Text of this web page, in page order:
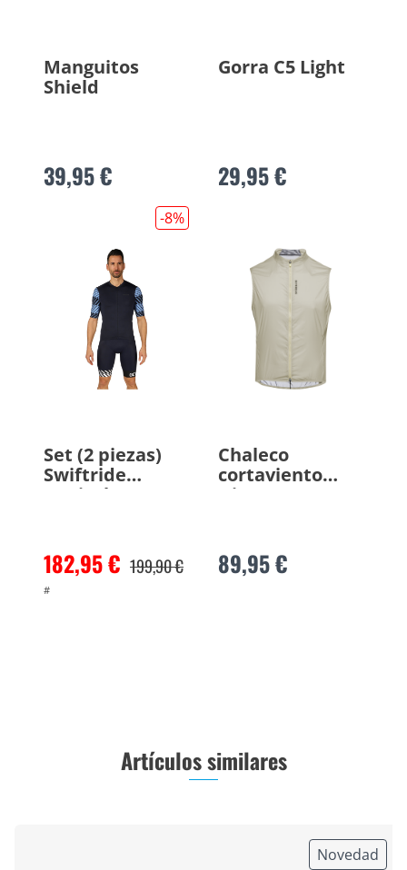
Manguitos
Shield
39,95 €
Gorra C5 Light
29,95 €
-8%
Set (2 piezas)
Swiftride
Optical
182,95 € 199,90 €
#
Chaleco
cortaviento
Distance
89,95 €
Artículos similares
Novedad